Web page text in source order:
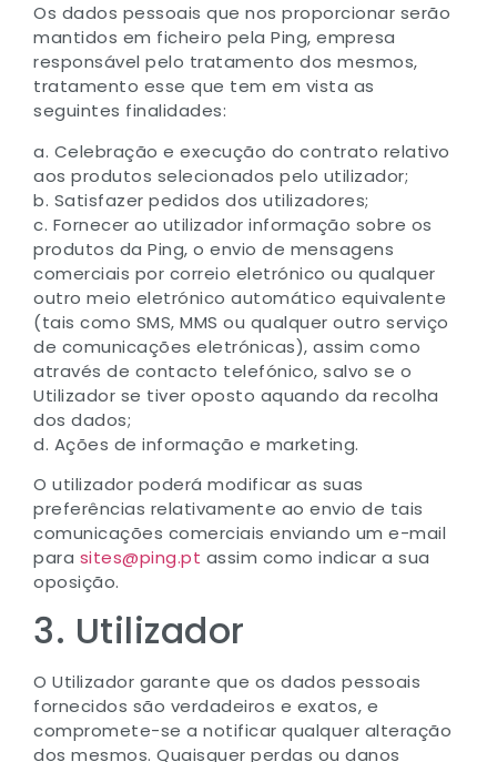
Os dados pessoais que nos proporcionar serão
mantidos em ficheiro pela Ping, empresa
responsável pelo tratamento dos mesmos,
tratamento esse que tem em vista as
seguintes finalidades:
a. Celebração e execução do contrato relativo
aos produtos selecionados pelo utilizador;
b. Satisfazer pedidos dos utilizadores;
c. Fornecer ao utilizador informação sobre os
produtos da Ping, o envio de mensagens
comerciais por correio eletrónico ou qualquer
outro meio eletrónico automático equivalente
(tais como SMS, MMS ou qualquer outro serviço
de comunicações eletrónicas), assim como
através de contacto telefónico, salvo se o
Utilizador se tiver oposto aquando da recolha
dos dados;
d. Ações de informação e marketing.
O utilizador poderá modificar as suas
preferências relativamente ao envio de tais
comunicações comerciais enviando um e-mail
para sites@ping.pt assim como indicar a sua
oposição.
3. Utilizador
O Utilizador garante que os dados pessoais
fornecidos são verdadeiros e exatos, e
compromete-se a notificar qualquer alteração
dos mesmos. Quaisquer perdas ou danos